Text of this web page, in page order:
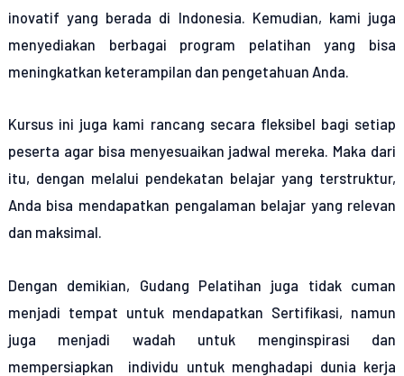
inovatif yang berada di Indonesia. Kemudian, kami juga
menyediakan berbagai program pelatihan yang bisa
meningkatkan keterampilan dan pengetahuan Anda.
Kursus ini juga kami rancang secara fleksibel bagi setiap
peserta agar bisa menyesuaikan jadwal mereka. Maka dari
itu, dengan melalui pendekatan belajar yang terstruktur,
Anda bisa mendapatkan pengalaman belajar yang relevan
dan maksimal.
Dengan demikian, Gudang Pelatihan juga tidak cuman
menjadi tempat untuk mendapatkan Sertifikasi, namun
juga menjadi wadah untuk menginspirasi dan
mempersiapkan individu untuk menghadapi dunia kerja